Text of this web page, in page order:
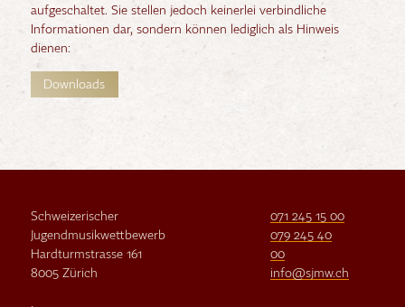
aufgeschaltet. Sie stellen jedoch keinerlei verbindliche
Informationen dar, sondern können lediglich als Hinweis
dienen:
Downloads
Schweizerischer
Jugendmusikwettbewerb
Hardturmstrasse 161
8005 Zürich
071 245 15 00
079 245 40
00
info@sjmw.ch